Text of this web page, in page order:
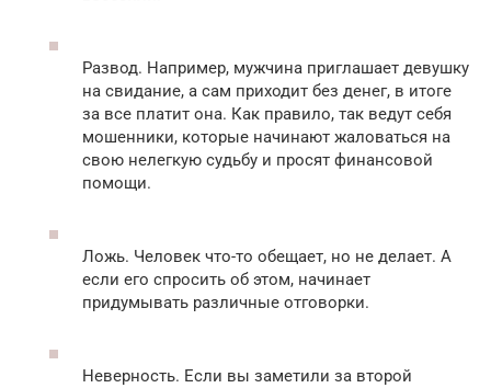
Развод. Например, мужчина приглашает девушку
на свидание, а сам приходит без денег, в итоге
за все платит она. Как правило, так ведут себя
мошенники, которые начинают жаловаться на
свою нелегкую судьбу и просят финансовой
помощи.
Ложь. Человек что-то обещает, но не делает. А
если его спросить об этом, начинает
придумывать различные отговорки.
Неверность. Если вы заметили за второй